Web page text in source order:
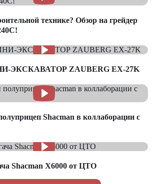
технике? Обзор на грейдер
ЭКСКАВАТОР ZAUBERG EX-27K
Shacman в коллаборации с
Shacman Х6000 от ЦТО